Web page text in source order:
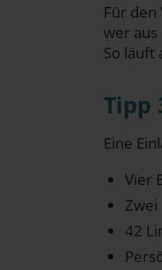
Für
wer aus
So läuft
Tipp
Eine
Vier
42